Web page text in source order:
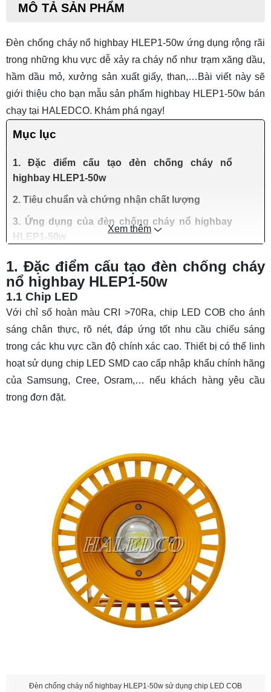
MÔ TẢ SẢN PHẨM
Đèn chống cháy nổ highbay HLEP1-50w ứng dụng rộng rãi
trong những khu vực dễ xảy ra cháy nổ như trạm xăng dầu,
hầm dầu mỏ, xưởng sản xuất giấy, than,…Bài viết này sẽ
giới thiệu cho bạn mẫu sản phẩm highbay HLEP1-50w bán
chạy tại HALEDCO. Khám phá ngay!
Mục lục
1. Đặc điểm cấu tạo đèn chống cháy nổ
highbay HLEP1-50w
2. Tiêu chuẩn và chứng nhận chất lượng
3. Ứng dụng của đèn chống cháy nổ highbay
HLEP1-50w
Xem thêm
1. Đặc điểm cấu tạo đèn chống cháy
nổ highbay HLEP1-50w
1.1 Chip LED
Với chỉ số hoàn màu CRI >70Ra, chip LED COB cho ánh
sáng chân thực, rõ nét, đáp ứng tốt nhu cầu chiếu sáng
trong các khu vực cần độ chính xác cao. Thiết bị có thể linh
hoạt sử dụng chip LED SMD cao cấp nhập khẩu chính hãng
của Samsung, Cree, Osram,… nếu khách hàng yêu cầu
trong đơn đặt.
Đèn chống cháy nổ highbay HLEP1-50w sử dụng chip LED COB